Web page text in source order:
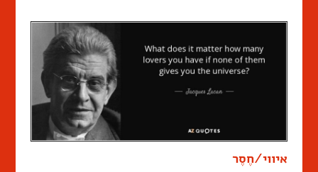
איווי/חֶסֶר